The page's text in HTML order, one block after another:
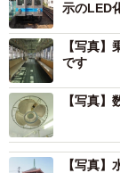
示のLED
【写真
です
【写真
【写真